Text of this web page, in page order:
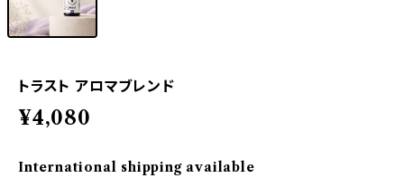
トラスト アロマブレンド
¥4,080
International shipping available